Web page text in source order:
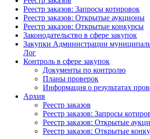
Реестр заказов: Запросы котировок
Реестр заказов: Открытые аукционы
Реестр заказов: Открытые конкурсы
Законодательство в сфере закупок
Закупки Администрации
Лог
Контроль в сфере закупок
Документы по контролю
Планы проверок
Информация о результатах
Архив
Реестр заказов
Реестр заказов: Запросы
Реестр заказов: Открытые
Реестр заказов: Открытые